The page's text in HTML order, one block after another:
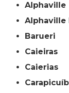
Alphaville
Barueri
Caieiras
Caierias